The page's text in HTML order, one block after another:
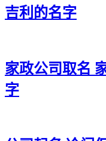
38、良智、茂慕、晸骞
41、榕华、行景、禾翔
吉利的名字
家政公司取名
字